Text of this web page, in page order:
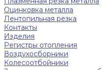
Оцинковка металла
Лентопильная резка
Контакты
Изделия
Регистры отопления
Воздухосборники
Колесоотбойники